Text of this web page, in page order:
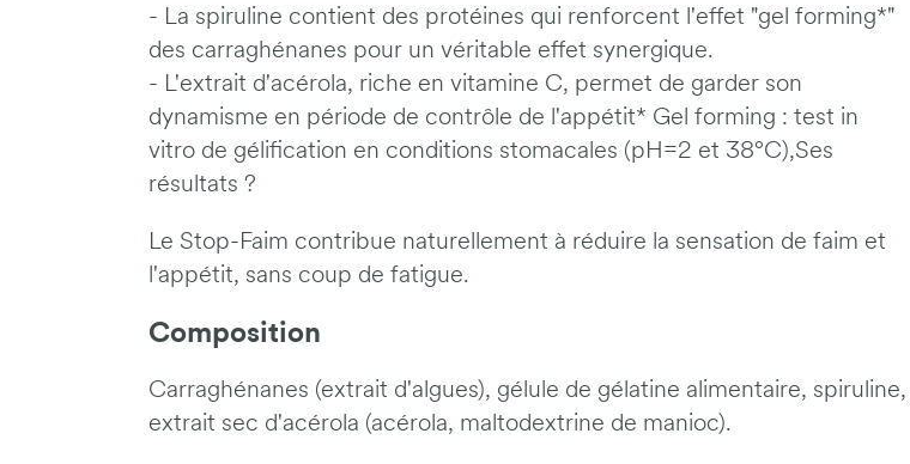
- La spiruline contient des protéines qui renforcent l'effet "gel forming*"
des carraghénanes pour un véritable effet synergique.
- L'extrait d'acérola, riche en vitamine C, permet de garder son
dynamisme en période de contrôle de l'appétit* Gel forming : test in
vitro de gélification en conditions stomacales (pH=2 et 38°C),Ses
résultats ?
Le Stop-Faim contribue naturellement à réduire la sensation de faim et
l'appétit, sans coup de fatigue.
Composition
Carraghénanes (extrait d'algues), gélule de gélatine alimentaire, spiruline,
extrait sec d'acérola (acérola, maltodextrine de manioc).